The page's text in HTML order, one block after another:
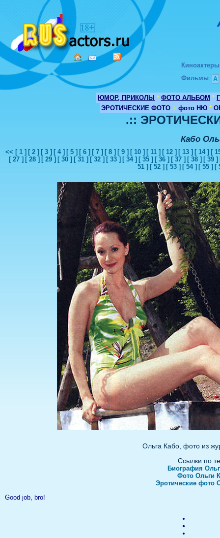
Киноактеры
Фильмы: А
ЮМОР, ПРИКОЛЫ * ФОТО АЛЬБОМ *
ЭРОТИЧЕСКИЕ ФОТО + фото НЮ *
.::
Кабо
<< [ 1 ] [ 2 ] [ 3 ] [ 4 ] [ 5 ] [ 6 ] [ 7 ] [ 8 ] [ 9 ] [ 10 ] [ 11 ] [ 12 ] [ 13 ] [ 14 ] [
[ 27 ] [ 28 ] [ 29 ] [ 30 ] [ 31 ] [ 32 ] [ 33 ] [ 34 ] [ 35 ] [ 36 ] [ 37 ] [ 38 ] [ 39 ]
51 ] [ 52 ] [ 53 ] [ 54 ] [ 55 ] [
Ольга Кабо, фото из
Ссылки по
Биография
Фото Ольги
Эротические фото
Good job, bro!